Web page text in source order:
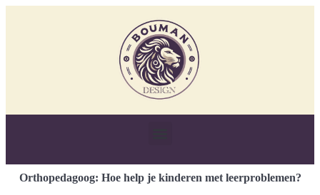
Orthopedagoog: Hoe help je kinderen met leerproblemen?